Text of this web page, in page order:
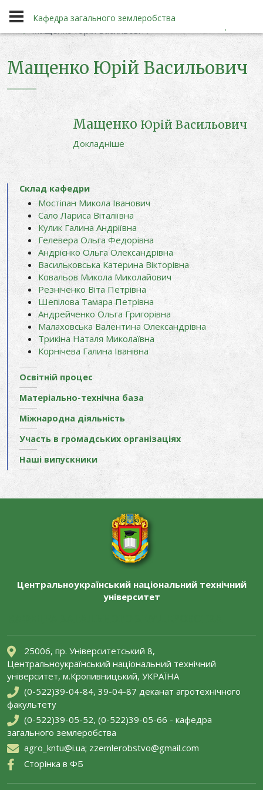
Кафедра загального землеробства
Кафедра загального землеробства
Кафедра
Склад кафедри
Мащенко Юрій Васильович
Мащенко Юрій Васильович
Мащенко Юрій Васильович
Докладніше
Склад кафедри
Мостіпан Микола Іванович
Сало Лариса Віталіївна
Кулик Галина Андріївна
Гелевера Ольга Федорівна
Андрієнко Ольга Олександрівна
Васильковська Катерина Вікторівна
Ковальов Микола Миколайович
Резніченко Віта Петрівна
Шепілова Тамара Петрівна
Андрейченко Ольга Григорівна
Малаховська Валентина Олександрівна
Трикіна Наталя Миколаївна
Корнічева Галина Іванівна
Освітній процес
Матеріально-технічна база
Міжнародна діяльність
Участь в громадських організаціях
Наші випускники
Центральноукраїнський національний технічний
університет
25006, пр. Університетський 8,
Центральноукраїнський національний технічний
університет, м.Кропивницький, УКРАЇНА
(0-522)39-04-84, 39-04-87 деканат агротехнічного
факультету
(0-522)39-05-52, (0-522)39-05-66 - кафедра
загального землеробства
agro_kntu@i.ua; zzemlerobstvo@gmail.com
Сторінка в ФБ